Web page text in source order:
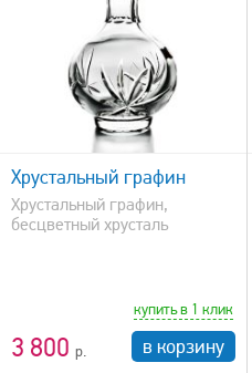
Хрустальный графин
Хрустальный графин,
бесцветный хрусталь
3 800
купить в 1 клик
в корзину
быстрый просмотр